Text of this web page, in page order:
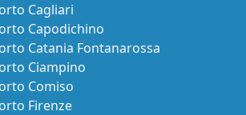
Cagliari
Capodichino
Catania Fontanarossa
Ciampino
Comiso
Firenze